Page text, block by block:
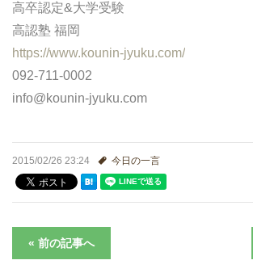
お問い合わせ
高認塾ブログ
進学実績
生徒さんの声
高卒認定&大学受験
高認塾 福岡
https://www.kounin-jyuku.com/
092-711-0002
info@kounin-jyuku.com
2015/02/26 23:24 今日の一言
« 前の記事へ